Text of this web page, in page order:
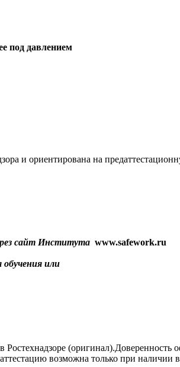
под давлением
и ориентирована на
сайт Института www.safework.ru
или
(оригинал).Доверенность
возможна только при наличии